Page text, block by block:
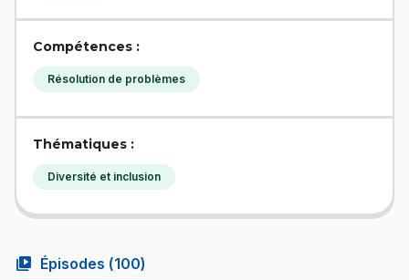
Compétences :
Résolution de problèmes
Thématiques :
Diversité et inclusion
video_library Épisodes (100)